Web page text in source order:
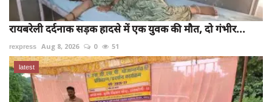
रायबरेली दर्दनाक सड़क हादसे में एक युवक की मौत, दो गंभीर...
rexpress Aug 8, 2026 0 51
latest